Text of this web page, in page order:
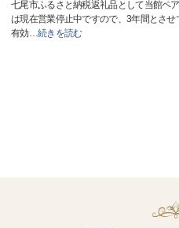
七尾市ふるさと納税返礼品として当館ペ
は現在営業停止中ですので、3年間とさ
有効…続きを読む